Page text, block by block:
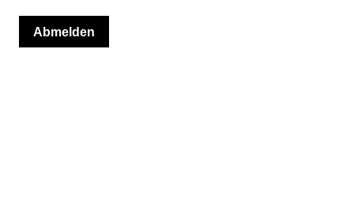
Abmelden